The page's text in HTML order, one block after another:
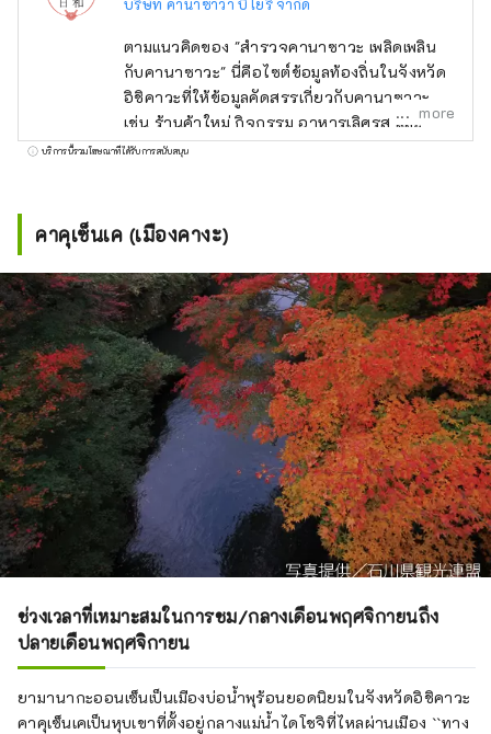
บริษัท คานาซาว่า บิโยริ จำกัด
ตามแนวคิดของ "สำรวจคานาซาวะ เพลิดเพลิน
กับคานาซาวะ" นี่คือไซต์ข้อมูลท้องถิ่นในจังหวัด
อิชิคาวะที่ให้ข้อมูลคัดสรรเกี่ยวกับคานาซาวะ
เช่น ร้านค้าใหม่ กิจกรรม อาหารเลิศรส และ
สถานที่ท่องเที่ยว นอกจากสื่อในประเทศ เช่น
ไทย และเวียดนาม เพื่อถ่ายทอดเสน่ห์ของจังหวัด
อิชิคาวะอย่างกว้างขวาง
more
บริการนี้รวมโฆษณาที่ได้รับการสนับสนุน
คาคุเซ็นเค (เมืองคางะ)
ช่วงเวลาที่เหมาะสมในการชม/กลางเดือนพฤศจิกายนถึง
ปลายเดือนพฤศจิกายน
ยามานากะออนเซ็นเป็นเมืองบ่อน้ำพุร้อนยอดนิยมในจังหวัดอิชิคาวะ
คาคุเซ็นเคเป็นหุบเขาที่ตั้งอยู่กลางแม่น้ำไดโชจิที่ไหลผ่านเมือง ``ทาง